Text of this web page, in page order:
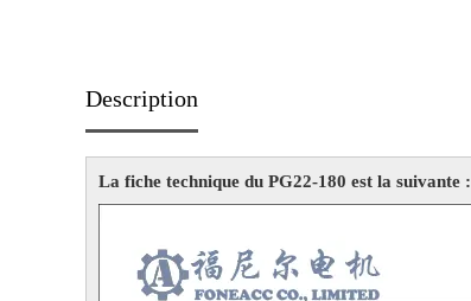
Description
La fiche technique du PG22-180 est la suivante :